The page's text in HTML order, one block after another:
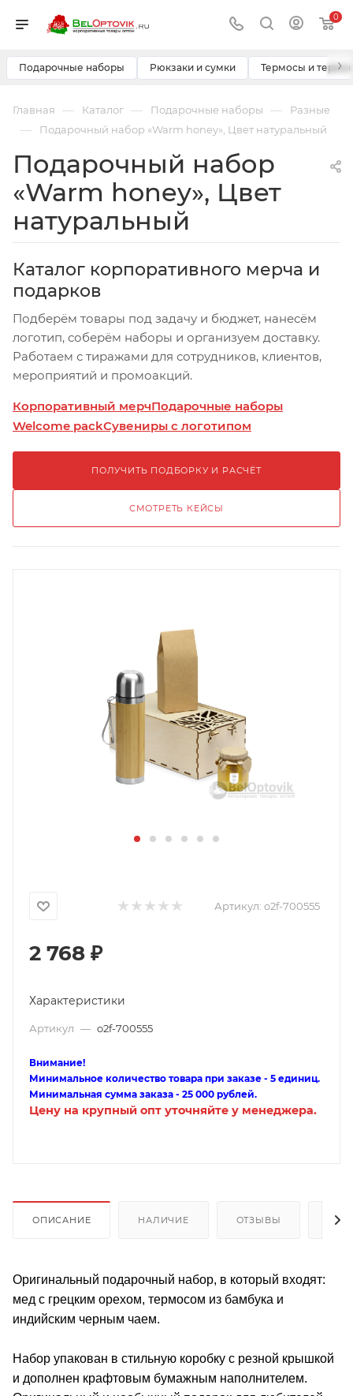
0
Подарочные наборы Рюкзаки и сумки Термосы и ›
Главная — Каталог — Подарочные наборы — Разные
— Подарочный набор «Warm honey», Цвет натуральный
Подарочный набор
«Warm honey», Цвет
натуральный
Каталог корпоративного мерча и
подарков
Подберём товары под задачу и бюджет, нанесём
логотип, соберём наборы и организуем доставку.
Работаем с тиражами для сотрудников, клиентов,
мероприятий и промоакций.
Корпоративный мерчПодарочные наборы
Welcome packСувениры с логотипом
ПОЛУЧИТЬ ПОДБОРКУ И РАСЧЁТ
СМОТРЕТЬ КЕЙСЫ
Артикул: o2f-700555
2 768 ₽
Характеристики
Артикул — o2f-700555
Внимание!
Минимальное количество товара при заказе - 5 единиц.
Минимальная сумма заказа - 25 000 рублей.
Цену на крупный опт уточняйте у менеджера.
ОПИСАНИЕ НАЛИЧИЕ ОТЗЫВЫ
Оригинальный подарочный набор, в который входят:
мед с грецким орехом, термосом из бамбука и
индийским черным чаем.
Набор упакован в стильную коробку с резной крышкой
и дополнен крафтовым бумажным наполнителем.